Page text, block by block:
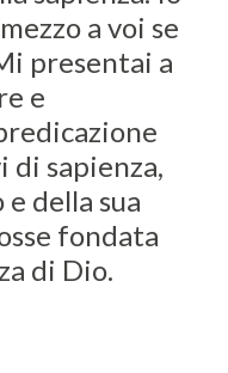
a voi se
presentai a
e
di sapienza,
della sua
fondata
di Dio.